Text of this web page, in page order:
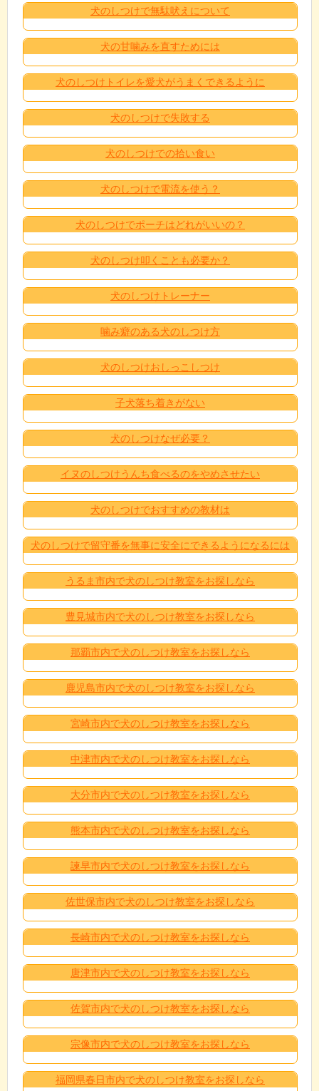
犬のしつけで無駄吠えについて
犬の甘噛みを直すためには
犬のしつけトイレを愛犬がうまくできるように
犬のしつけで失敗する
犬のしつけでの拾い食い
犬のしつけで電流を使う？
犬のしつけでポーチはどれがいいの？
犬のしつけ叩くことも必要か？
犬のしつけトレーナー
噛み癖のある犬のしつけ方
犬のしつけおしっこしつけ
子犬落ち着きがない
犬のしつけなぜ必要？
イヌのしつけうんち食べるのをやめさせたい
犬のしつけでおすすめの教材は
犬のしつけで留守番を無事に安全にできるようになるには
うるま市内で犬のしつけ教室をお探しなら
豊見城市内で犬のしつけ教室をお探しなら
那覇市内で犬のしつけ教室をお探しなら
鹿児島市内で犬のしつけ教室をお探しなら
宮崎市内で犬のしつけ教室をお探しなら
中津市内で犬のしつけ教室をお探しなら
大分市内で犬のしつけ教室をお探しなら
熊本市内で犬のしつけ教室をお探しなら
諫早市内で犬のしつけ教室をお探しなら
佐世保市内で犬のしつけ教室をお探しなら
長崎市内で犬のしつけ教室をお探しなら
唐津市内で犬のしつけ教室をお探しなら
佐賀市内で犬のしつけ教室をお探しなら
宗像市内で犬のしつけ教室をお探しなら
福岡県春日市内で犬のしつけ教室をお探しなら